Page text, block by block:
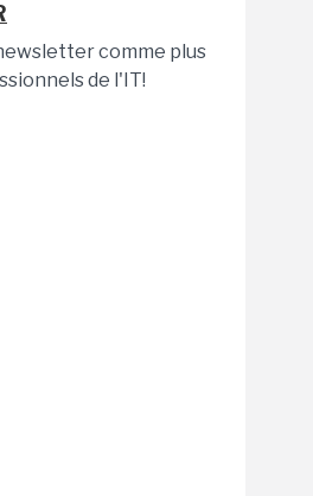
comme plus
de l'IT!